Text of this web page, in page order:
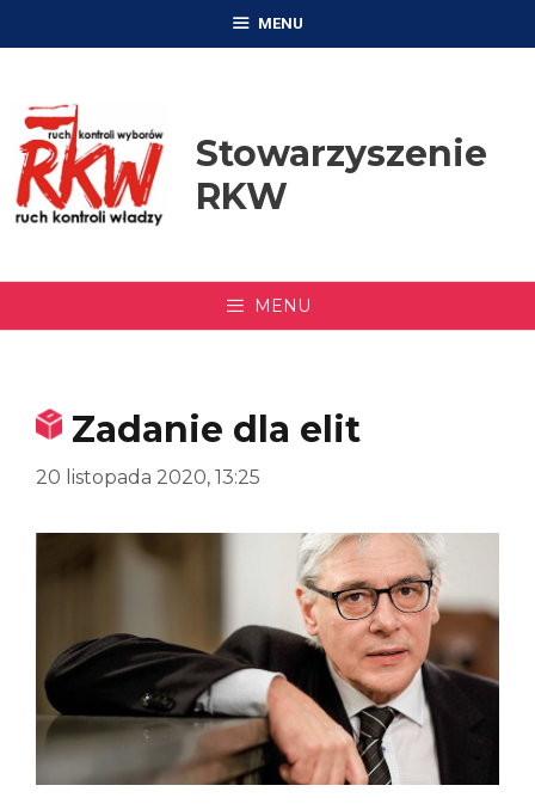
MENU
Stowarzyszenie
RKW
MENU
Zadanie dla elit
20 listopada 2020, 13:25